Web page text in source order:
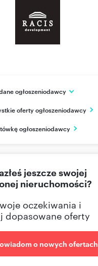
ogłoszeniodawcy
Zawadzkiego 5 lok 4
oferty ogłoszeniodawcy
ogłoszeniodawcy
jeszcze swojej
nieruchomości?
oczekiwania i
dopasowane oferty
o nowych ofertach